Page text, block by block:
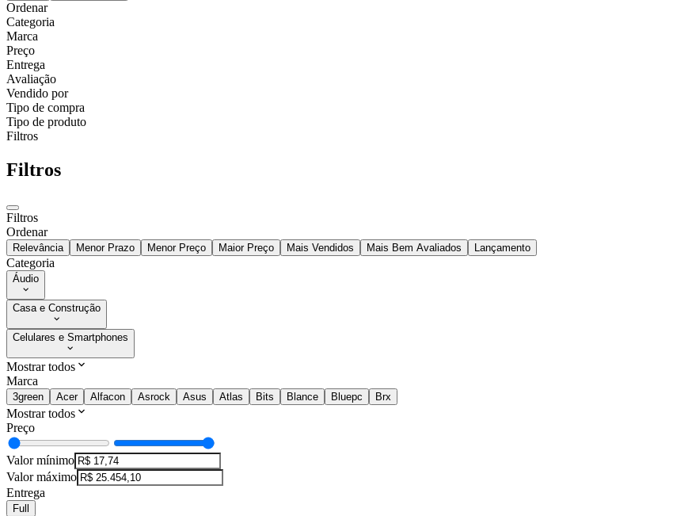
Ordenar
Categoria
Marca
Preço
Entrega
Avaliação
Vendido por
Tipo de compra
Tipo de produto
Filtros
Filtros
Filtros
Ordenar
Relevância Menor Prazo Menor Preço Maior Preço Mais Vendidos Mais Bem Avaliados Lançamento
Categoria
Áudio
Casa e Construção
Celulares e Smartphones
Mostrar todos
Marca
3green Acer Alfacon Asrock Asus Atlas Bits Blance Bluepc Brx
Mostrar todos
Preço
Valor mínimo
Valor máximo
Entrega
Full